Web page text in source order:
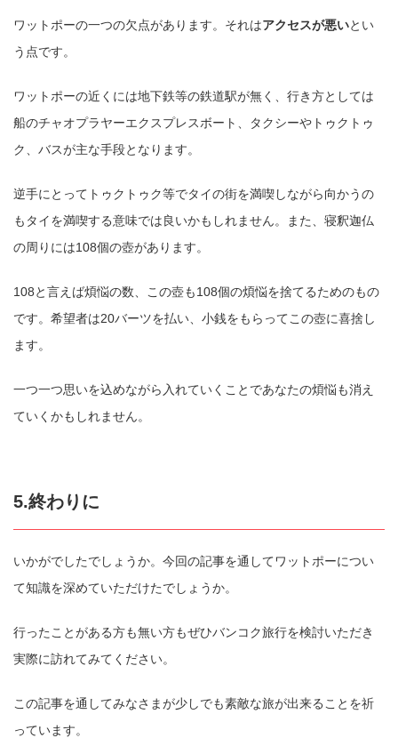
ワットポーの一つの欠点があります。それはアクセスが悪いとい
う点です。
ワットポーの近くには地下鉄等の鉄道駅が無く、行き方としては
船のチャオプラヤーエクスプレスボート、タクシーやトゥクトゥ
ク、バスが主な手段となります。
逆手にとってトゥクトゥク等でタイの街を満喫しながら向かうの
もタイを満喫する意味では良いかもしれません。また、寝釈迦仏
の周りには108個の壺があります。
108と言えば煩悩の数、この壺も108個の煩悩を捨てるためのもの
です。希望者は20バーツを払い、小銭をもらってこの壺に喜捨し
ます。
一つ一つ思いを込めながら入れていくことであなたの煩悩も消え
ていくかもしれません。
5.終わりに
いかがでしたでしょうか。今回の記事を通してワットポーについ
て知識を深めていただけたでしょうか。
行ったことがある方も無い方もぜひバンコク旅行を検討いただき
実際に訪れてみてください。
この記事を通してみなさまが少しでも素敵な旅が出来ることを祈
っています。